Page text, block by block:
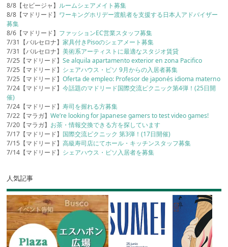
8/8【セビージャ】 ルームシェアメイト募集
8/8【マドリード】 ワーキングホリデー渡航者を支援する日本人アドバイザー
募集
8/6【マドリード】 ファッションEC営業スタッフ募集
7/31【バルセロナ】家具付きPisoのシェアメート募集
7/31【バルセロナ】美術系アーティストに最適なスタジオ賃貸
7/25【マドリード】Se alquila apartamento exterior en zona Pacifico
7/25【マドリード】 シェアハウス・ピソ 9月からの入居者募集
7/25【マドリード】Oferta de empleo: Profesor de japonés idioma materno
7/24【マドリード】今話題のマドリード国際交流ピクニック第4弾！(25日開
催)
7/24【マドリード】寿司を握れる方募集
7/22【マラガ】We’re looking for Japanese gamers to test video games!
7/20【マラガ】 お茶・情報交換できる方を探しています
7/17【マドリード】 国際交流ピクニック 第3弾！(17日開催)
7/15【マドリード】高級寿司店にてホール・キッチンスタッフ募集
7/14【マドリード】 シェアハウス・ピソ入居者を募集
人気記事